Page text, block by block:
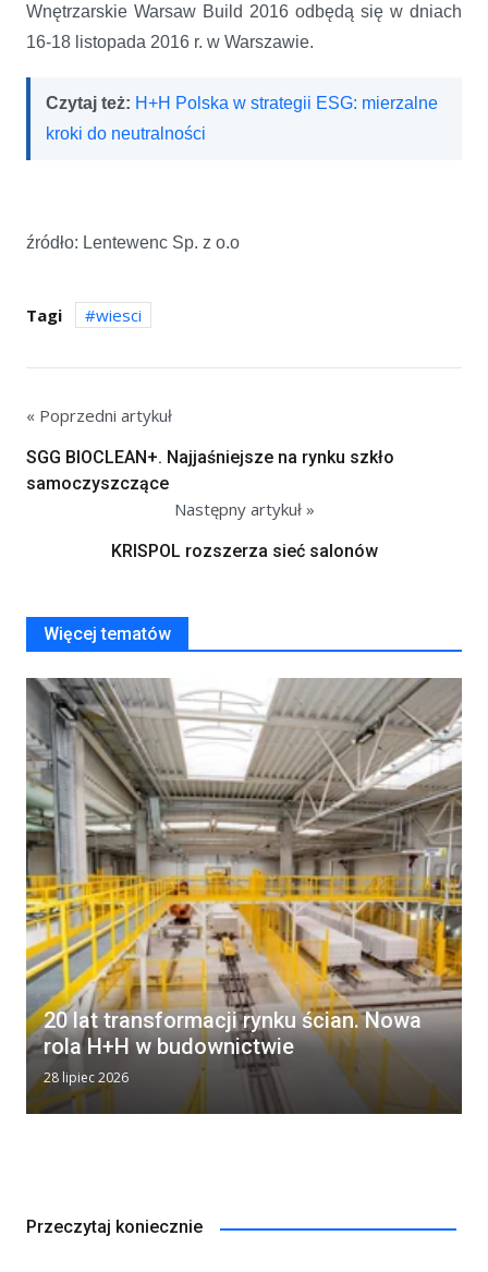
Wnętrzarskie Warsaw Build 2016 odbędą się w dniach
16-18 listopada 2016 r. w Warszawie.
Czytaj też: H+H Polska w strategii ESG: mierzalne
kroki do neutralności
źródło: Lentewenc Sp. z o.o
Tagi wiesci
« Poprzedni artykuł
SGG BIOCLEAN+. Najjaśniejsze na rynku szkło
samoczyszczące
Następny artykuł »
KRISPOL rozszerza sieć salonów
Więcej tematów
20 lat transformacji rynku ścian. Nowa
rola H+H w budownictwie
28 lipiec 2026
Przeczytaj koniecznie